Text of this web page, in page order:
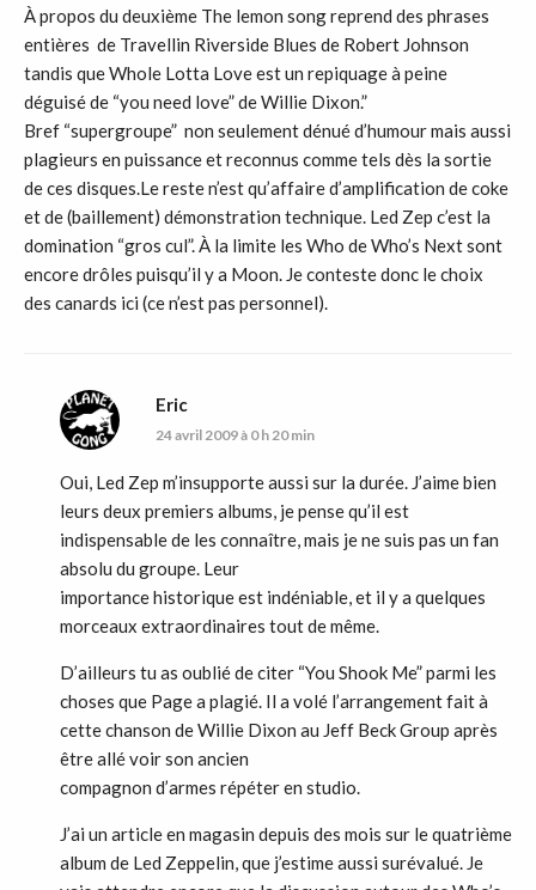
À propos du deuxième The lemon song reprend des phrases
entières de Travellin Riverside Blues de Robert Johnson
tandis que Whole Lotta Love est un repiquage à peine
déguisé de “you need love” de Willie Dixon.”
Bref “supergroupe” non seulement dénué d’humour mais aussi
plagieurs en puissance et reconnus comme tels dès la sortie
de ces disques.Le reste n’est qu’affaire d’amplification de coke
et de (baillement) démonstration technique. Led Zep c’est la
domination “gros cul”. À la limite les Who de Who’s Next sont
encore drôles puisqu’il y a Moon. Je conteste donc le choix
des canards ici (ce n’est pas personnel).
Eric
24 avril 2009 à 0 h 20 min
Oui, Led Zep m’insupporte aussi sur la durée. J’aime bien
leurs deux premiers albums, je pense qu’il est
indispensable de les connaître, mais je ne suis pas un fan
absolu du groupe. Leur
importance historique est indéniable, et il y a quelques
morceaux extraordinaires tout de même.
D’ailleurs tu as oublié de citer “You Shook Me” parmi les
choses que Page a plagié. Il a volé l’arrangement fait à
cette chanson de Willie Dixon au Jeff Beck Group après
être allé voir son ancien
compagnon d’armes répéter en studio.
J’ai un article en magasin depuis des mois sur le quatrième
album de Led Zeppelin, que j’estime aussi surévalué. Je